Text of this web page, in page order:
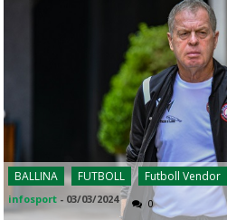
BALLINA FUTBOLL Futboll Vendor
infosport - 03/03/2024 0